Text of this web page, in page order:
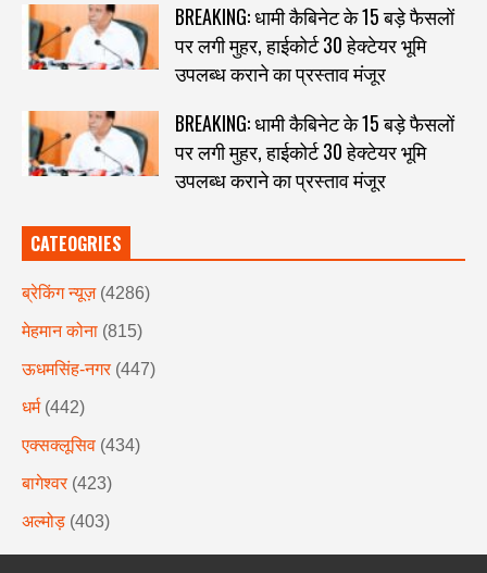
BREAKING: धामी कैबिनेट के 15 बड़े फैसलों
पर लगी मुहर, हाईकोर्ट 30 हेक्टेयर भूमि
उपलब्ध कराने का प्रस्ताव मंजूर
BREAKING: धामी कैबिनेट के 15 बड़े फैसलों
पर लगी मुहर, हाईकोर्ट 30 हेक्टेयर भूमि
उपलब्ध कराने का प्रस्ताव मंजूर
CATEOGRIES
ब्रेकिंग न्यूज़ (4286)
मेहमान कोना (815)
ऊधमसिंह-नगर (447)
धर्म (442)
एक्सक्लूसिव (434)
बागेश्वर (423)
अल्मोड़ (403)